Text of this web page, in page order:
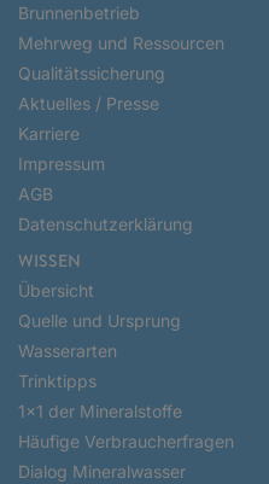
Brunnenbetrieb
Mehrweg und Ressourcen
Qualitätssicherung
Aktuelles / Presse
Karriere
Impressum
AGB
Datenschutzerklärung
WISSEN
Übersicht
Quelle und Ursprung
Wasserarten
Trinktipps
1x1 der Mineralstoffe
Häufige Verbraucherfragen
Dialog Mineralwasser